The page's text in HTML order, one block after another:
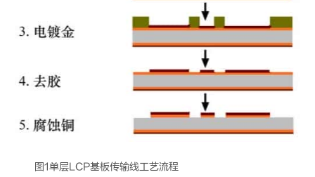
图1单层LCP基板传输线工艺流程